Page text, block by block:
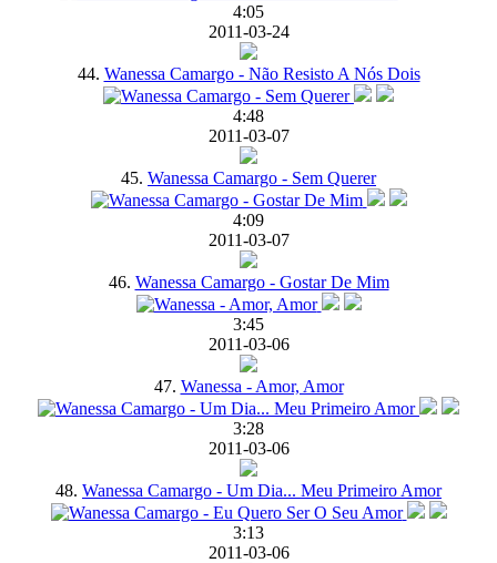
4:05
2011-03-24
44. Wanessa Camargo - Não Resisto A Nós Dois
4:48
2011-03-07
45. Wanessa Camargo - Sem Querer
4:09
2011-03-07
46. Wanessa Camargo - Gostar De Mim
3:45
2011-03-06
47. Wanessa - Amor, Amor
3:28
2011-03-06
48. Wanessa Camargo - Um Dia... Meu Primeiro Amor
3:13
2011-03-06